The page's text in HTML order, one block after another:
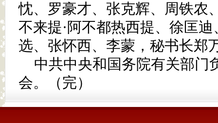
忱、罗豪才、张克辉、周铁农
不来提·阿不都热西提、徐匡
选、张怀西、李蒙，秘书长郑
中共中央和国务院有关部门
会。（完）